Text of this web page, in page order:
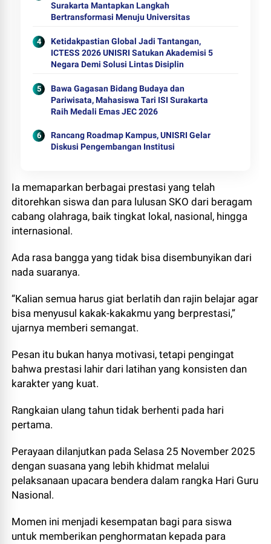
Surakarta Mantapkan Langkah
Bertransformasi Menuju Universitas
Ketidakpastian Global Jadi Tantangan,
ICTESS 2026 UNISRI Satukan Akademisi 5
Negara Demi Solusi Lintas Disiplin
Bawa Gagasan Bidang Budaya dan
Pariwisata, Mahasiswa Tari ISI Surakarta
Raih Medali Emas JEC 2026
Rancang Roadmap Kampus, UNISRI Gelar
Diskusi Pengembangan Institusi
Ia memaparkan berbagai prestasi yang telah
ditorehkan siswa dan para lulusan SKO dari beragam
cabang olahraga, baik tingkat lokal, nasional, hingga
internasional.
Ada rasa bangga yang tidak bisa disembunyikan dari
nada suaranya.
“Kalian semua harus giat berlatih dan rajin belajar agar
bisa menyusul kakak-kakakmu yang berprestasi,”
ujarnya memberi semangat.
Pesan itu bukan hanya motivasi, tetapi pengingat
bahwa prestasi lahir dari latihan yang konsisten dan
karakter yang kuat.
Rangkaian ulang tahun tidak berhenti pada hari
pertama.
Perayaan dilanjutkan pada Selasa 25 November 2025
dengan suasana yang lebih khidmat melalui
pelaksanaan upacara bendera dalam rangka Hari Guru
Nasional.
Momen ini menjadi kesempatan bagi para siswa
untuk memberikan penghormatan kepada para